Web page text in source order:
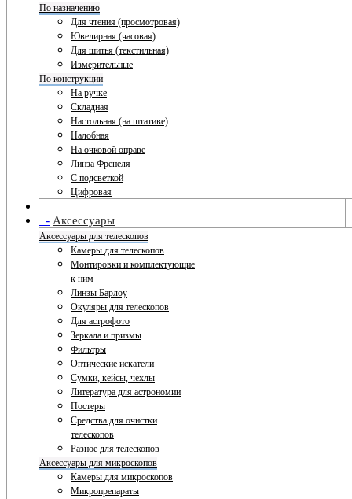
По назначению
Для чтения (просмотровая)
Ювелирная (часовая)
Для шитья (текстильная)
Измерительные
По конструкции
На ручке
Складная
Настольная (на штативе)
Налобная
На очковой оправе
Линза Френеля
С подсветкой
Цифровая
+- Аксессуары
Аксессуары для телескопов
Камеры для телескопов
Монтировки и комплектующие
к ним
Линзы Барлоу
Окуляры для телескопов
Для астрофото
Зеркала и призмы
Фильтры
Оптические искатели
Сумки, кейсы, чехлы
Литература для астрономии
Постеры
Средства для очистки
телескопов
Разное для телескопов
Аксессуары для микроскопов
Камеры для микроскопов
Микропрепараты